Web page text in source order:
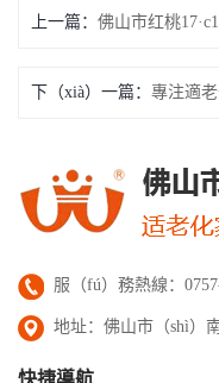
上一篇：
下（xià）一篇：
服（fú）務熱線：
地址：佛山市（shì）
快捷導航